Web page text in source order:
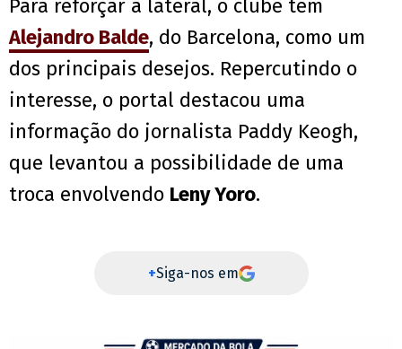
Para reforçar a lateral, o clube tem
Alejandro Balde, do Barcelona, como um
dos principais desejos. Repercutindo o
interesse, o portal destacou uma
informação do jornalista Paddy Keogh,
que levantou a possibilidade de uma
troca envolvendo Leny Yoro.
+Siga-nos em